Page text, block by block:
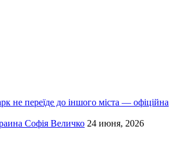
не переїде до іншого міста — офіційна
Софія Величко 24 июня, 2026